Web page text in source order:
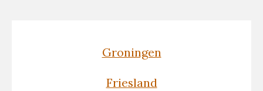
Groningen
Friesland